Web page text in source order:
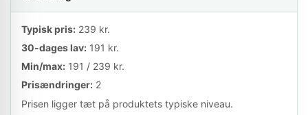
Typisk pris: 239 kr.
30-dages lav: 191 kr.
Min/max: 191 / 239 kr.
Prisændringer: 2
Prisen ligger tæt på produktets typiske niveau.